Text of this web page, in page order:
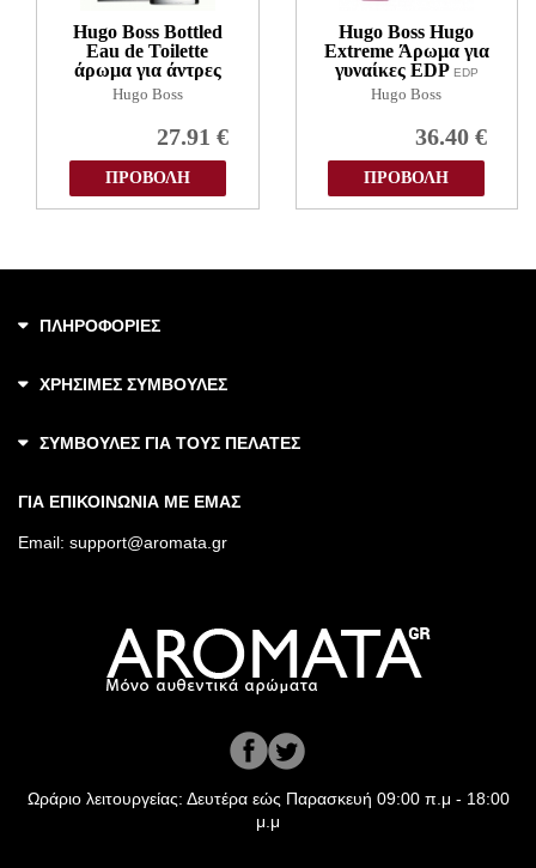
Hugo Boss Bottled
Eau de Toilette
άρωμα για άντρες
EDT
Hugo Boss
27.91 €
ΠΡΟΒΟΛΗ
Hugo Boss Hugo
Extreme Άρωμα για
γυναίκες EDP EDP
Hugo Boss
36.40 €
ΠΡΟΒΟΛΗ
ΠΛΗΡΟΦΟΡΙΕΣ
ΧΡΗΣΙΜΕΣ ΣΥΜΒΟΥΛΕΣ
ΣΥΜΒΟΥΛΕΣ ΓΙΑ ΤΟΥΣ ΠΕΛΑΤΕΣ
ΓΙΑ ΕΠΙΚΟΙΝΩΝΙΑ ΜΕ ΕΜΑΣ
Email: support@aromata.gr
Ωράριο λειτουργείας: Δευτέρα εώς Παρασκευή 09:00 π.μ - 18:00
μ.μ